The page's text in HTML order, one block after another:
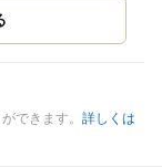
できます。 詳しくは